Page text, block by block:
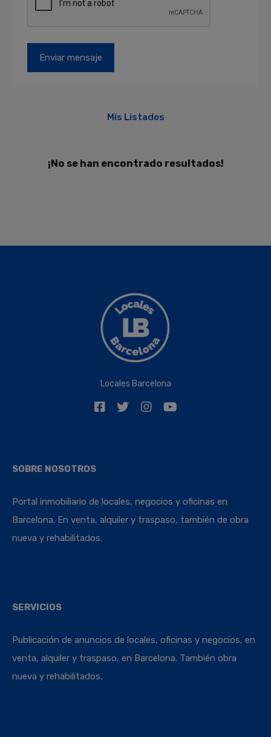
Mis Listados
¡No se han encontrado resultados!
Locales Barcelona
SOBRE NOSOTROS
Portal inmobiliario de locales, negocios y oficinas en
Barcelona. En venta, alquiler y traspaso, también de obra
nueva y rehabilitados.
SERVICIOS
Publicación de anuncios de locales, oficinas y negocios, en
venta, alquiler y traspaso, en Barcelona. También obra
nueva y rehabilitados.